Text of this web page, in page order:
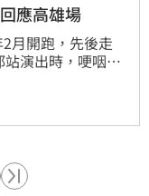
應高雄場
月開跑，先後走
演出時，哽咽宣
點，原定1月31
到影響，對此主